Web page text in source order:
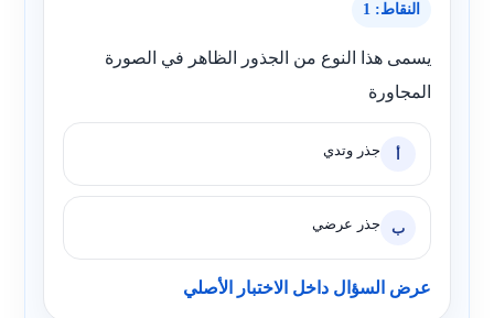
النقاط: 1
يسمى هذا النوع من الجذور الظاهر في الصورة
المجاورة
أ جذر وتدي
ب جذر عرضي
عرض السؤال داخل الاختبار الأصلي